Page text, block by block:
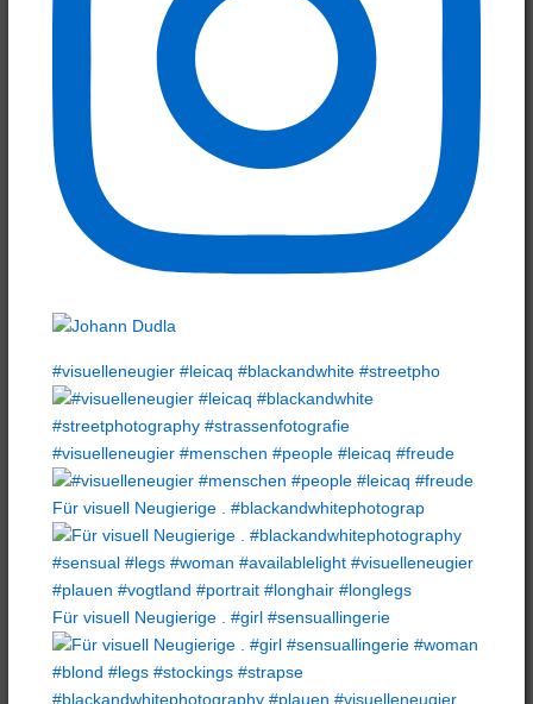
#visuelleneugier #leicaq #blackandwhite #streetpho
#visuelleneugier #menschen #people #leicaq #freude
Für visuell Neugierige . #blackandwhitephotograp
Für visuell Neugierige . #girl #sensuallingerie